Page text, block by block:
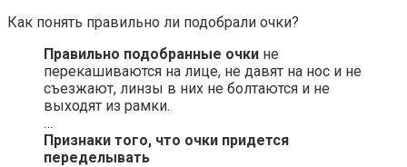
Как понять правильно ли подобрали очки?
Правильно подобранные очки не
перекашиваются на лице, не давят на нос и не
съезжают, линзы в них не болтаются и не
выходят из рамки.
…
Признаки того, что очки придется
переделывать